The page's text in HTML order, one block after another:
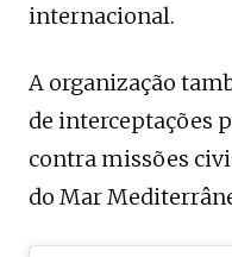
internacional.
A organização
de interceptações
contra missões
do Mar